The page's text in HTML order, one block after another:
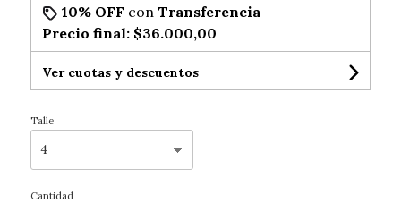
10% OFF con Transferencia
Precio final: $36.000,00
Ver cuotas y descuentos
Talle
Cantidad